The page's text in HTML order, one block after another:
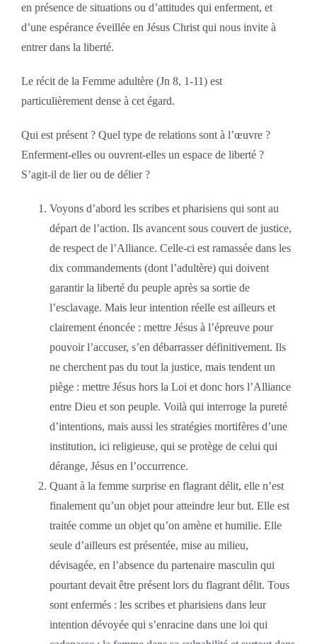
en présence de situations ou d’attitudes qui enferment, et
d’une espérance éveillée en Jésus Christ qui nous invite à
entrer dans la liberté.
Le récit de la Femme adultère (Jn 8, 1-11) est
particulièrement dense à cet égard.
Qui est présent ? Quel type de relations sont à l’œuvre ?
Enferment-elles ou ouvrent-elles un espace de liberté ?
S’agit-il de lier ou de délier ?
Voyons d’abord les scribes et pharisiens qui sont au
départ de l’action. Ils avancent sous couvert de justice,
de respect de l’Alliance. Celle-ci est ramassée dans les
dix commandements (dont l’adultère) qui doivent
garantir la liberté du peuple après sa sortie de
l’esclavage. Mais leur intention réelle est ailleurs et
clairement énoncée : mettre Jésus à l’épreuve pour
pouvoir l’accuser, s’en débarrasser définitivement. Ils
ne cherchent pas du tout la justice, mais tendent un
piège : mettre Jésus hors la Loi et donc hors l’Alliance
entre Dieu et son peuple. Voilà qui interroge la pureté
d’intentions, mais aussi les stratégies mortifères d’une
institution, ici religieuse, qui se protège de celui qui
dérange, Jésus en l’occurrence.
Quant à la femme surprise en flagrant délit, elle n’est
finalement qu’un objet pour atteindre leur but. Elle est
traitée comme un objet qu’on amène et humilie. Elle
seule d’ailleurs est présentée, mise au milieu,
dévisagée, en l’absence du partenaire masculin qui
pourtant devait être présent lors du flagrant délit. Tous
sont enfermés : les scribes et pharisiens dans leur
intention dévoyée qui s’enracine dans une loi qui